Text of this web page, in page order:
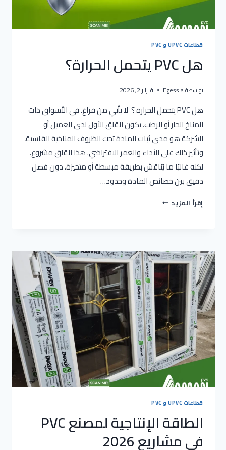
قطاعات UPVC و PVC
هل PVC يتحمل الحرارة؟
بواسطةEgessia فبراير 2, 2026
هل PVC يتحمل الحرارة ؟ لا يأتي من فراغ. في الأسواق ذات
المناخ الحار أو الرطب، يكون القلق الأول لدى العميل أو
الشركة هو مدى ثبات المادة تحت الظروف المناخية القاسية،
وتأثير ذلك على الأداء والعمر الافتراضي. هذا القلق مشروع،
لكنه غالبًا ما يُناقش بطريقة مبسطة أو متحيزة، دون فصل
دقيق بين خصائص المادة وحدود…
إقرأ المزيد هل
قطاعات UPVC و PVC
الطاقة الإنتاجية لمصنع PVC
في مشاريع 2026